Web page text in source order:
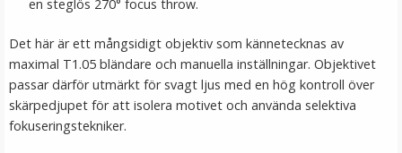
en steglös 270° focus throw.
Det här är ett mångsidigt objektiv som kännetecknas av
maximal T1.05 bländare och manuella inställningar. Objektivet
passar därför utmärkt för svagt ljus med en hög kontroll över
skärpedjupet för att isolera motivet och använda selektiva
fokuseringstekniker.